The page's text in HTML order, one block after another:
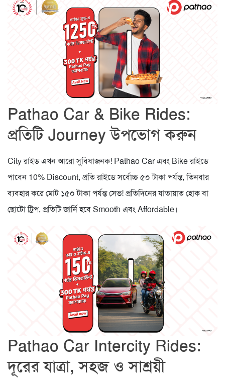
Pathao Car & Bike Rides:
প্রতিটি Journey উপভোগ করুন
City রাইড এখন আরো সুবিধাজনক! Pathao Car এবং Bike রাইডে
পাবেন 10% Discount, প্রতি রাইডে সর্বোচ্চ ৫০ টাকা পর্যন্ত, তিনবার
ব্যবহার করে মোট ১৫০ টাকা পর্যন্ত সেভ! প্রতিদিনের যাতায়াত হোক বা
ছোটো ট্রিপ, প্রতিটি জার্নি হবে Smooth এবং Affordable।
Pathao Car Intercity Rides:
দূরের যাত্রা, সহজ ও সাশ্রয়ী